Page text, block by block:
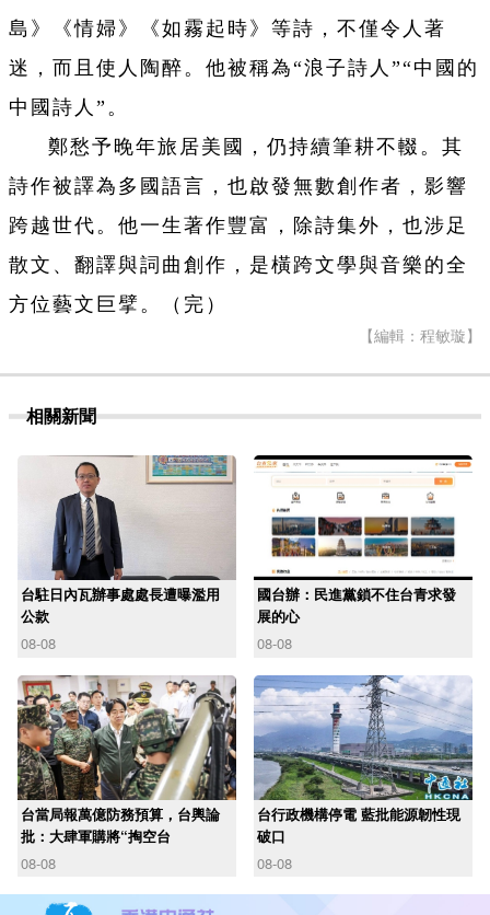
島》《情婦》《如霧起時》等詩，不僅令人著
迷，而且使人陶醉。他被稱為“浪子詩人”“中國的
中國詩人”。
鄭愁予晚年旅居美國，仍持續筆耕不輟。其
詩作被譯為多國語言，也啟發無數創作者，影響
跨越世代。他一生著作豐富，除詩集外，也涉足
散文、翻譯與詞曲創作，是橫跨文學與音樂的全
方位藝文巨擘。（完）
【編輯：程敏璇】
相關新聞
台駐日內瓦辦事處處長遭曝濫用
公款
08-08
國台辦：民進黨鎖不住台青求發
展的心
08-08
台當局報萬億防務預算，台輿論
批：大肆軍購將“掏空台
08-08
台行政機構停電 藍批能源韌性現
破口
08-08